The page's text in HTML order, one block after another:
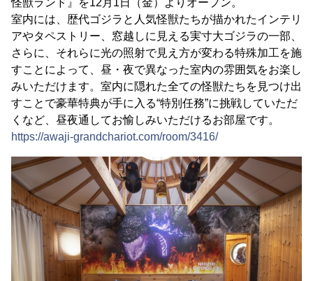
怪獣ランド』を12月1日（金）よりオープン。
室内には、歴代ゴジラと人気怪獣たちが描かれたインテリ
アやタペストリー、窓越しに見える実寸大ゴジラの一部、
さらに、それらに光の照射で見え方が変わる特殊加工を施
すことによって、昼・夜で異なった室内の雰囲気をお楽し
みいただけます。室内に隠れた全ての怪獣たちを見つけ出
すことで豪華特典が手に入る“特別任務”に挑戦していただ
くなど、昼夜通してお愉しみいただけるお部屋です。
https://awaji-grandchariot.com/room/3416/